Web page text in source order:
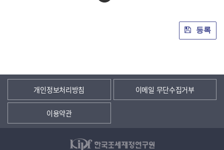
등록
개인정보처리방침 이메일 무단수집거부
이용약관